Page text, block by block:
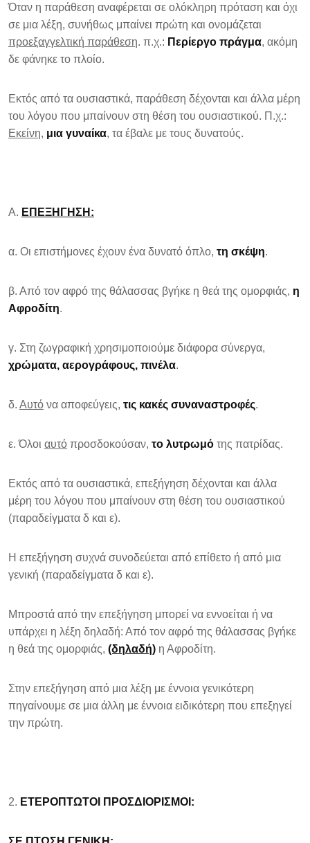
Όταν η παράθεση αναφέρεται σε ολόκληρη πρόταση και όχι
σε μια λέξη, συνήθως μπαίνει πρώτη και ονομάζεται
προεξαγγελτική παράθεση. π.χ.: Περίεργο πράγμα, ακόμη
δε φάνηκε το πλοίο.
Εκτός από τα ουσιαστικά, παράθεση δέχονται και άλλα μέρη
του λόγου που μπαίνουν στη θέση του ουσιαστικού. Π.χ.:
Εκείνη, μια γυναίκα, τα έβαλε με τους δυνατούς.
Α. ΕΠΕΞΗΓΗΣΗ:
α. Οι επιστήμονες έχουν ένα δυνατό όπλο, τη σκέψη.
β. Από τον αφρό της θάλασσας βγήκε η θεά της ομορφιάς, η
Αφροδίτη.
γ. Στη ζωγραφική χρησιμοποιούμε διάφορα σύνεργα,
χρώματα, αερογράφους, πινέλα.
δ. Αυτό να αποφεύγεις, τις κακές συναναστροφές.
ε. Όλοι αυτό προσδοκούσαν, το λυτρωμό της πατρίδας.
Εκτός από τα ουσιαστικά, επεξήγηση δέχονται και άλλα
μέρη του λόγου που μπαίνουν στη θέση του ουσιαστικού
(παραδείγματα δ και ε).
Η επεξήγηση συχνά συνοδεύεται από επίθετο ή από μια
γενική (παραδείγματα δ και ε).
Μπροστά από την επεξήγηση μπορεί να εννοείται ή να
υπάρχει η λέξη δηλαδή: Από τον αφρό της θάλασσας βγήκε
η θεά της ομορφιάς, (δηλαδή) η Αφροδίτη.
Στην επεξήγηση από μια λέξη με έννοια γενικότερη
πηγαίνουμε σε μια άλλη με έννοια ειδικότερη που επεξηγεί
την πρώτη.
ΕΤΕΡΟΠΤΩΤΟΙ ΠΡΟΣΔΙΟΡΙΣΜΟΙ: